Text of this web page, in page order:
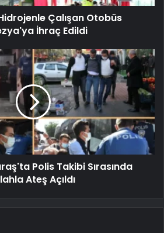
Çalışan Otobüs
İhraç Edildi
Polis Takibi Sırasında
Ateş Açıldı